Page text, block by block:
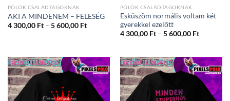
PÓLÓK CSALÁDTAGOKNAK
AKI A MINDENEM – FELESÉG
4 300,00 Ft – 5 600,00 FtÁrtartomány:
600,00 Ft
PÓLÓK CSALÁDTAGOKNAK
Esküszöm normális voltam két
gyerekkel ezelőtt
4 300,00 Ft – 5 600,00 Ft
5
600,00 Ft